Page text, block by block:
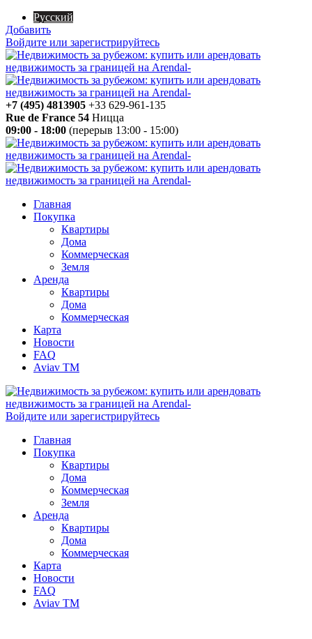
Русский
Добавить
Войдите или зарегистрируйтесь
+7 (495) 4813905 +33 629-961-135
Rue de France 54 Ницца
09:00 - 18:00 (перерыв 13:00 - 15:00)
Главная
Покупка
Квартиры
Дома
Коммерческая
Земля
Аренда
Квартиры
Дома
Коммерческая
Карта
Новости
FAQ
Aviav TM
Войдите или зарегистрируйтесь
Главная
Покупка
Квартиры
Дома
Коммерческая
Земля
Аренда
Квартиры
Дома
Коммерческая
Карта
Новости
FAQ
Aviav TM